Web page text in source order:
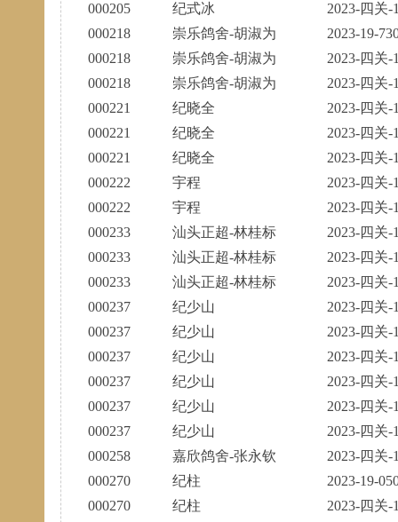
000205
纪式冰
2023-四关-
000218
崇乐鸽舍-胡淑为
2023-19-
000218
崇乐鸽舍-胡淑为
2023-四关-
000218
崇乐鸽舍-胡淑为
2023-四关-
000221
纪晓全
2023-四关-
000221
纪晓全
2023-四关-
000221
纪晓全
2023-四关-
000222
宇程
2023-四关-
000222
宇程
2023-四关-
000233
汕头正超-林桂标
2023-四关-
000233
汕头正超-林桂标
2023-四关-
000233
汕头正超-林桂标
2023-四关-
000237
纪少山
2023-四关-
000237
纪少山
2023-四关-
000237
纪少山
2023-四关-
000237
纪少山
2023-四关-
000237
纪少山
2023-四关-
000237
纪少山
2023-四关-
000258
嘉欣鸽舍-张永钦
2023-四关-
000270
纪柱
2023-19-
000270
纪柱
2023-四关-